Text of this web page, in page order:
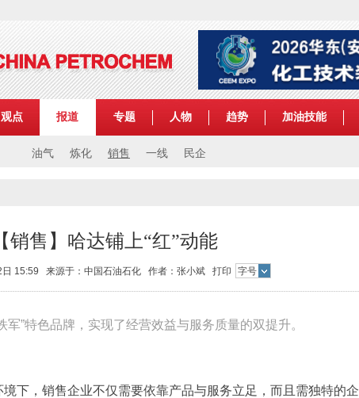
观点 报道
油气 炼化 销售 一线 民企
专题 人物 趋势 加油技能
【销售】哈达铺上“红”动能
日 15:59 来源于：中国石油石化 作者：张小斌 打印 字号
军”特色品牌，实现了经营效益与服务质量的双提升。
，销售企业不仅需要依靠产品与服务立足，而且需独特的企